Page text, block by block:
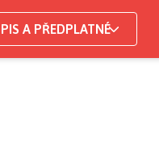
A PŘEDPLATNÉ